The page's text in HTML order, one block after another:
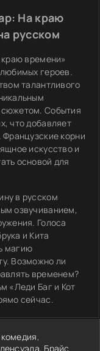
На краю
русском
времени»
героев.
талантливого
сюжетом. События
что добавляет
Французские корни
искусство и
основой для
в русском
озвучиванием,
Голоса
и Кита
магию
Возможно ли
временем?
«Леди Баг и Кот
сейчас.
комедия,
, Брайс